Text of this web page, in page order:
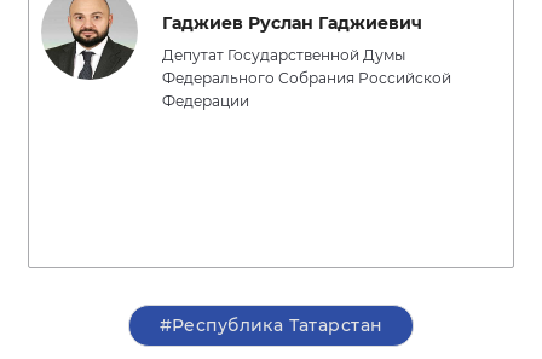
Гаджиев Руслан Гаджиевич
Депутат Государственной Думы
Федерального Собрания Российской
Федерации
#Республика Татарстан